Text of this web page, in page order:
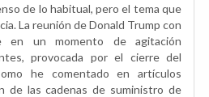
de lo habitual, pero el tema que
La reunión de Donald Trump con
en un momento de agitación
provocada por el cierre del
he comentado en artículos
de las cadenas de suministro de